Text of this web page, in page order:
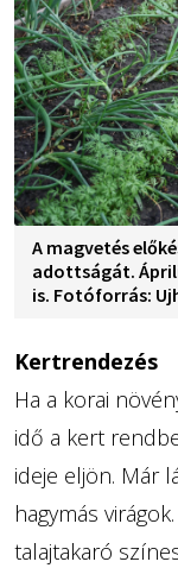
A magvetés
adottságát.
is. Fotóforrás:
Kertrendezés
Ha a korai
idő a kert
ideje eljön. Már
hagymás
talajtakaró